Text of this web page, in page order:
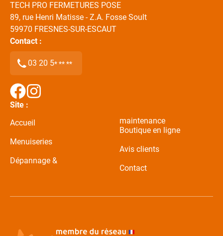
TECH PRO FERMETURES POSE
89, rue Henri Matisse - Z.A. Fosse Soult
59970 FRESNES-SUR-ESCAUT
Contact :
03 20 5* ** **
Site :
Accueil
Menuiseries
Dépannage &
maintenance
Boutique en ligne
Avis clients
Contact